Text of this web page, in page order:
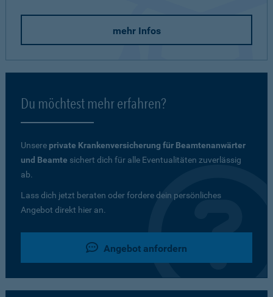
mehr Infos
Du möchtest mehr erfahren?
Unsere private Krankenversicherung für Beamtenanwärter
und Beamte sichert dich für alle Eventualitäten zuverlässig
ab.
Lass dich jetzt beraten oder fordere dein persönliches
Angebot direkt hier an.
Angebot anfordern